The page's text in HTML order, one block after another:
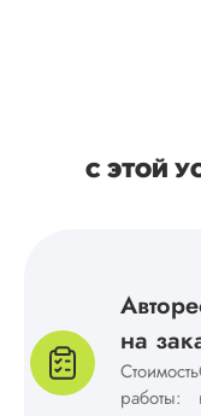
С ЭТОЙ
на
Стоимость
работы: